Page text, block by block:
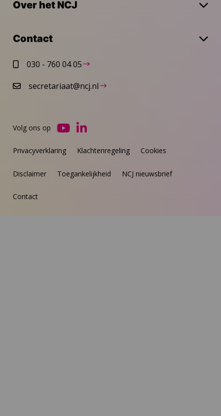
Over het NCJ
Contact
030 - 760 04 05
secretariaat@ncj.nl
Privacyverklaring Klachtenregeling Cookies
Disclaimer Toegankelijkheid NCJ nieuwsbrief
Contact
Volg ons op
Ga
YouTube
Ga